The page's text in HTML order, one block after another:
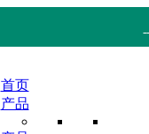
首页
产品